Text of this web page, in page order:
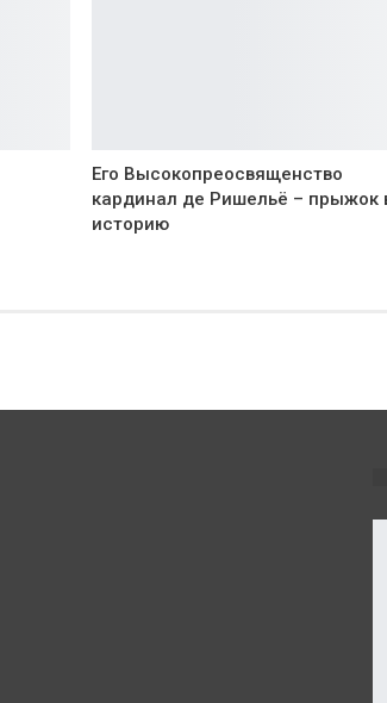
Его Высокопреосвященство
кардинал де Ришельё – прыжок
историю